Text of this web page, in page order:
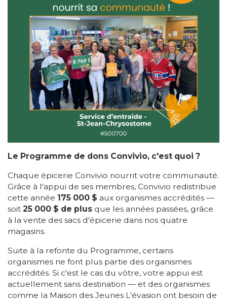
Le Programme de dons Convivio, c'est quoi ?
Chaque épicerie Convivio nourrit votre communauté.
Grâce à l'appui de ses membres, Convivio redistribue
cette année 175 000 $ aux organismes accrédités —
soit 25 000 $ de plus que les années passées, grâce
à la vente des sacs d'épicerie dans nos quatre
magasins.
Suite à la refonte du Programme, certains
organismes ne font plus partie des organismes
accrédités. Si c'est le cas du vôtre, votre appui est
actuellement sans destination — et des organismes
comme la Maison des Jeunes L'évasion ont besoin de